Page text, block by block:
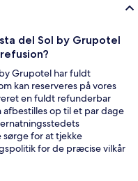
del Sol by Grupotel
Grupotel har fuldt
kan reserveres på vores
en fuldt refunderbar
op til et par dage
sørge for at tjekke
for de præcise vilkår